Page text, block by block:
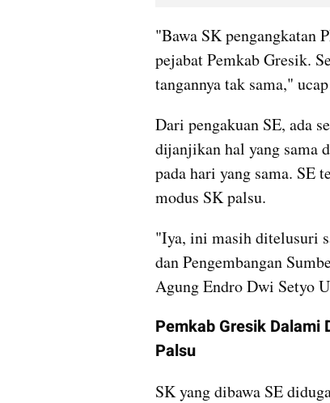
"Bawa SK pengangkatan
pejabat Pemkab Gresik.
tangannya tak sama,"
Dari pengakuan SE, ada
dijanjikan hal yang sama
pada hari yang sama. SE
modus SK palsu.
"Iya, ini masih ditelusuri
dan Pengembangan
Agung Endro Dwi Setyo
Pemkab Gresik Dalami
Palsu
SK yang dibawa SE